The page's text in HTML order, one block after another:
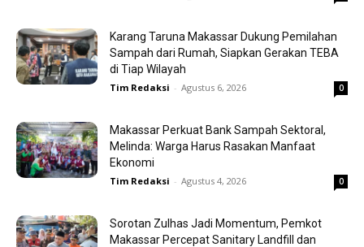
Karang Taruna Makassar Dukung Pemilahan
Sampah dari Rumah, Siapkan Gerakan TEBA
di Tiap Wilayah
Tim Redaksi - Agustus 6, 2026 0
Makassar Perkuat Bank Sampah Sektoral,
Melinda: Warga Harus Rasakan Manfaat
Ekonomi
Tim Redaksi - Agustus 4, 2026 0
Sorotan Zulhas Jadi Momentum, Pemkot
Makassar Percepat Sanitary Landfill dan